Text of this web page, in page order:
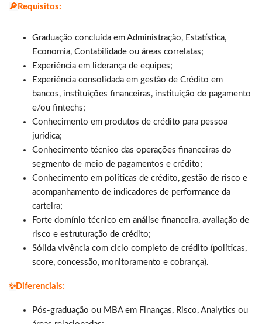
🔎 Requisitos:
Graduação concluída em Administração, Estatística,
Economia, Contabilidade ou áreas correlatas;
Experiência em liderança de equipes;
Experiência consolidada em gestão de Crédito em
bancos, instituições financeiras, instituição de pagamento
e/ou fintechs;
Conhecimento em produtos de crédito para pessoa
jurídica;
Conhecimento técnico das operações financeiras do
segmento de meio de pagamentos e crédito;
Conhecimento em políticas de crédito, gestão de risco e
acompanhamento de indicadores de performance da
carteira;
Forte domínio técnico em análise financeira, avaliação de
risco e estruturação de crédito;
Sólida vivência com ciclo completo de crédito (políticas,
score, concessão, monitoramento e cobrança).
✨Diferenciais:
Pós-graduação ou MBA em Finanças, Risco, Analytics ou